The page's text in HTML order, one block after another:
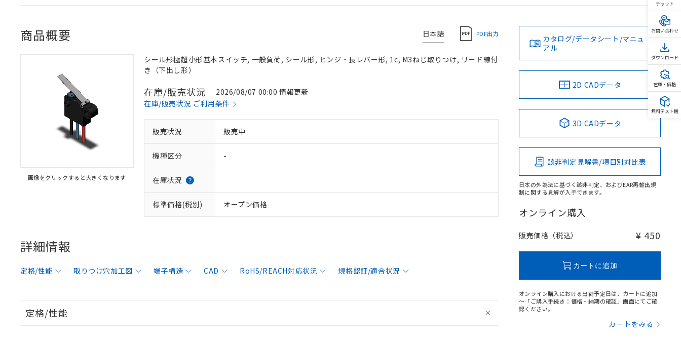
日本語 PDF出力
商品概要
画像をクリックすると大きくなります
シール形極超小形基本スイッチ, 一般負荷, シール形, ヒンジ・長レバー形, 1c, M3ねじ取りつけ, リード線付
き（下出し形）
在庫/販売状況
2026/08/07 00:00 情報更新
在庫/販売状況 ご利用条件
販売状況 販売中
機種区分 -
在庫状況
標準価格(税別) オープン価格
詳細情報
定格/性能 取りつけ穴加工図 端子構造 CAD RoHS/REACH対応状況 規格認証/適合状況
定格/性能
カタログ/データシート/マニュ
アル
2D CADデータ
3D CADデータ
該非判定見解書/項目別対比表
日本の外為法に基づく該非判定、およびEAR再輸出規
制に関する見解が入手できます。
オンライン購入
販売価格（税込） ¥ 450
カートに追加
オンライン購入における出荷予定日は、カートに追加
～「ご購入手続き：価格・納期の確認」画面にてご確
認ください。
カートをみる
チャット
お問い合わせ
ダウンロード
在庫・価格
無料テスト機